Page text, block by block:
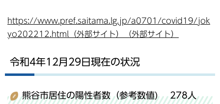
https://www.pref.saitama.lg.jp/a0701/covid19/jok
yo202212.html（外部サイト）（外部サイト）
令和4年12月29日現在の状況
熊谷市居住の陽性者数（参考数値) 278人